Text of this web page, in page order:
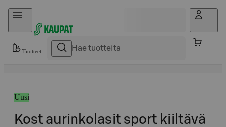
Hyppää sisältöön
Tuotteet
Uusi
Kost aurinkolasit sport kiiltävä